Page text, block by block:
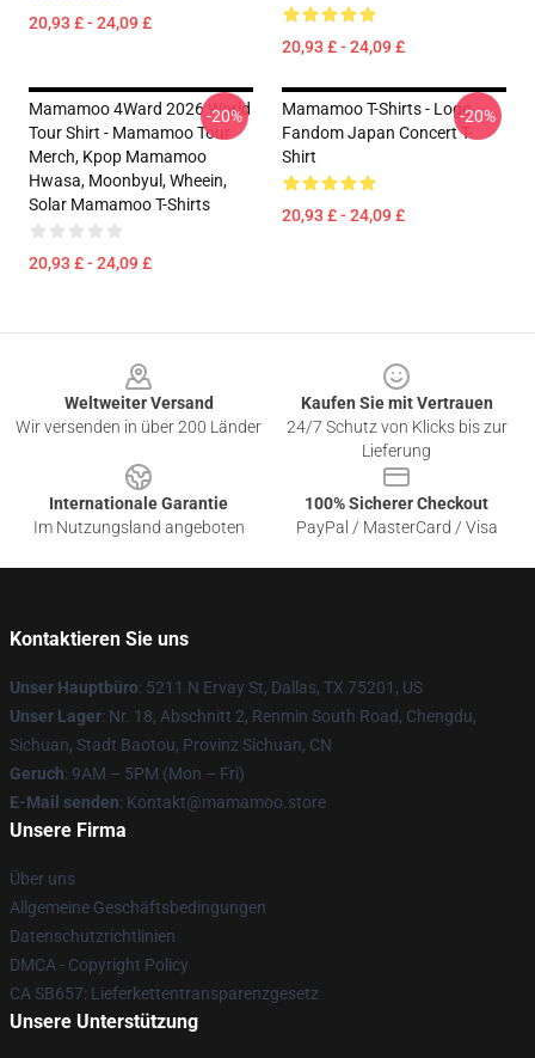
20,93 £ - 24,09 £
20,93 £ - 24,09 £
Mamamoo 4Ward 2026 World
Tour Shirt - Mamamoo Tour
Merch, Kpop Mamamoo
Hwasa, Moonbyul, Wheein,
Solar Mamamoo T-Shirts
20,93 £ - 24,09 £
-20%
Mamamoo T-Shirts - Logo
Fandom Japan Concert T-
Shirt
20,93 £ - 24,09 £
-20%
Weltweiter Versand
Wir versenden in über 200 Länder
Kaufen Sie mit Vertrauen
24/7 Schutz von Klicks bis zur
Lieferung
Internationale Garantie
Im Nutzungsland angeboten
100% Sicherer Checkout
PayPal / MasterCard / Visa
Kontaktieren Sie uns
Unser Hauptbüro: 5211 N Ervay St, Dallas, TX 75201, US
Unser Lager: Nr. 18, Abschnitt 2, Renmin South Road, Chengdu,
Sichuan, Stadt Baotou, Provinz Sichuan, CN
Geruch: 9AM – 5PM (Mon – Fri)
E-Mail senden: Kontakt@mamamoo.store
Unsere Firma
Über uns
Allgemeine Geschäftsbedingungen
Datenschutzrichtlinien
DMCA - Copyright Policy
CA SB657: Lieferkettentransparenzgesetz
Unsere Unterstützung